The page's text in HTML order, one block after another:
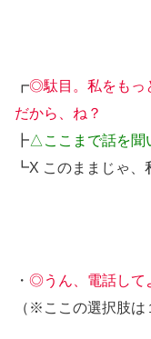
┏◎駄目。私をもっ
だから、ね？
┣△ここまで話を聞
┗X このままじゃ、
・ ◎うん、電話して
（※ここの選択肢は